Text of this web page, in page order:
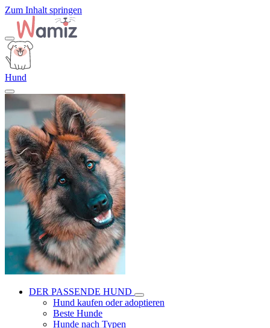
Zum Inhalt springen
Hund
DER PASSENDE HUND
Hund kaufen oder adoptieren
Beste Hunde
Hunde nach Typen